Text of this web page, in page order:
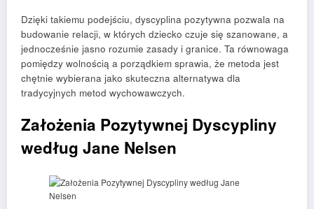
Dzięki takiemu podejściu, dyscyplina pozytywna pozwala na
budowanie relacji, w których dziecko czuje się szanowane, a
jednocześnie jasno rozumie zasady i granice. Ta równowaga
pomiędzy wolnością a porządkiem sprawia, że metoda jest
chętnie wybierana jako skuteczna alternatywa dla
tradycyjnych metod wychowawczych.
Założenia Pozytywnej Dyscypliny
według Jane Nelsen